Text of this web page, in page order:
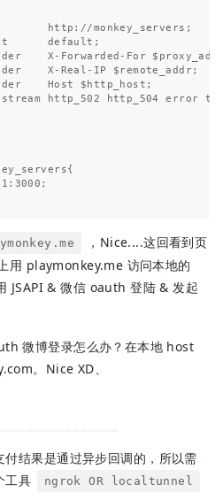
http://monkey_servers;
default;
X-Forwarded-For
X-Real-IP $remote_addr;
Host $http_host;
http_502 http_504 error
，Nice....这回看到页
用 playmonkey.me 访问本地的
JSAPI & 微信 oauth 登陆 & 发起
微博登录怎么办？在本地 host
。Nice XD、
结果是通过异步回调的，所以需
工具
ngrok OR localtunnel